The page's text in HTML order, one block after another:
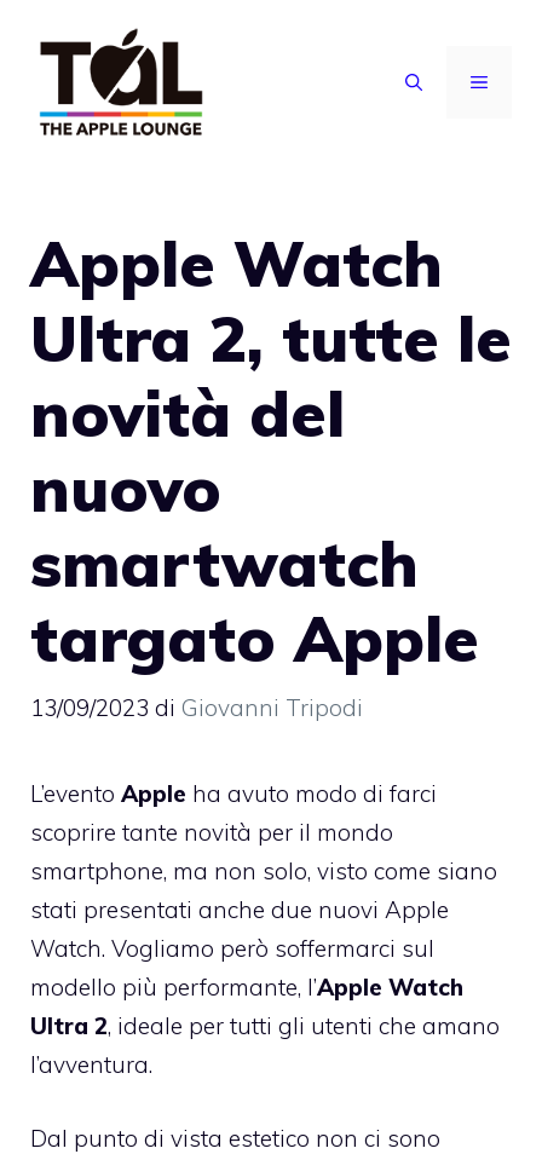
contenuto
MENU
Apple Watch
Ultra 2, tutte le
novità del
nuovo
smartwatch
targato Apple
13/09/2023 di Giovanni Tripodi
L’evento Apple ha avuto modo di farci
scoprire tante novità per il mondo
smartphone, ma non solo, visto come siano
stati presentati anche due nuovi Apple
Watch. Vogliamo però soffermarci sul
modello più performante, l’Apple Watch
Ultra 2, ideale per tutti gli utenti che amano
l’avventura.
Dal punto di vista estetico non ci sono